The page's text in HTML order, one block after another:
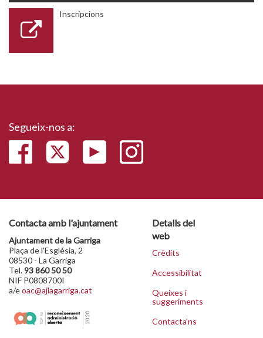
Inscripcions
Segueix-nos a:
Contacta amb l'ajuntament
Ajuntament de la Garriga
Plaça de l'Església, 2
08530 - La Garriga
Tel.93 860 50 50
NIF P0808700I
a/eoac@ajlagarriga.cat
Detalls del
web
Crèdits
Accessibilitat
Queixes i
suggeriments
Contacta'ns